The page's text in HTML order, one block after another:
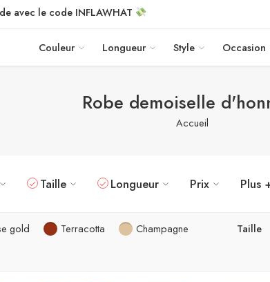
avec le code INFLAWHAT
Couleur Longueur Style Occasion
Robe demoiselle
Accueil
Taille Longueur Prix Plus
gold Terracotta Champagne Taille